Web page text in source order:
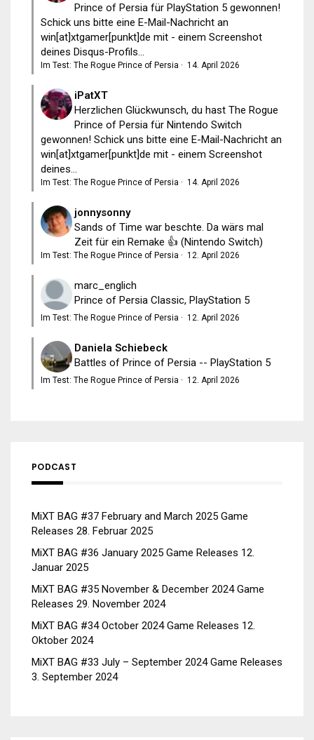
Prince of Persia für PlayStation 5 gewonnen!
Schick uns bitte eine E-Mail-Nachricht an
win[at]xtgamer[punkt]de mit - einem Screenshot
deines Disqus-Profils...
Im Test: The Rogue Prince of Persia · 14. April 2026
iPatXT
Herzlichen Glückwunsch, du hast The Rogue
Prince of Persia für Nintendo Switch
gewonnen! Schick uns bitte eine E-Mail-Nachricht an
win[at]xtgamer[punkt]de mit - einem Screenshot
deines...
Im Test: The Rogue Prince of Persia · 14. April 2026
jonnysonny
Sands of Time war beschte. Da wärs mal
Zeit für ein Remake 👍 (Nintendo Switch)
Im Test: The Rogue Prince of Persia · 12. April 2026
marc_englich
Prince of Persia Classic, PlayStation 5
Im Test: The Rogue Prince of Persia · 12. April 2026
Daniela Schiebeck
Battles of Prince of Persia -- PlayStation 5
Im Test: The Rogue Prince of Persia · 12. April 2026
PODCAST
MiXT BAG #37 February and March 2025 Game
Releases 28. Februar 2025
MiXT BAG #36 January 2025 Game Releases 12.
Januar 2025
MiXT BAG #35 November & December 2024 Game
Releases 29. November 2024
MiXT BAG #34 October 2024 Game Releases 12.
Oktober 2024
MiXT BAG #33 July – September 2024 Game Releases
3. September 2024